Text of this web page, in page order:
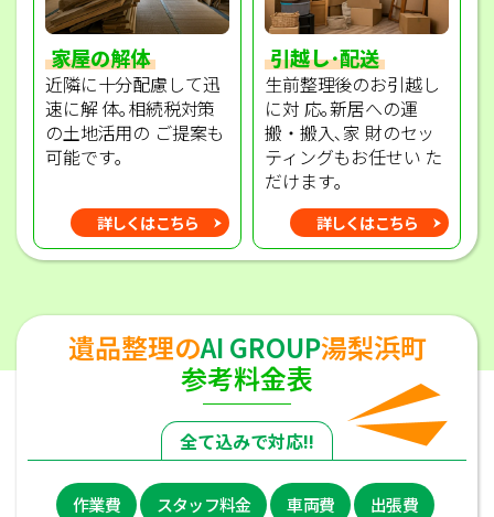
家屋の解体
近隣に十分配慮して迅
速に解 体｡相続税対策
の土地活用の ご提案も
可能です｡
詳しくはこちら
引越し･配送
生前整理後のお引越し
に対 応｡新居への運
搬・搬入､家 財のセッ
ティングもお任せい た
だけます｡
詳しくはこちら
遺品整理のAI GROUP湯梨浜町
参考料金表
全て込みで対応!!
作業費 スタッフ料金 車両費 出張費